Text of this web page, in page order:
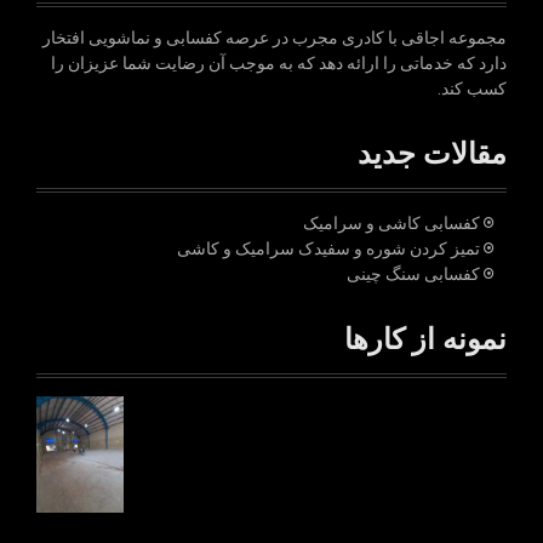
مجموعه اجاقی با کادری مجرب در عرصه کفسابی و نماشویی افتخار
دارد که خدماتی را ارائه دهد که به موجب آن رضایت شما عزیزان را
کسب کند.
مقالات جدید
کفسابی کاشی و سرامیک
تمیز کردن شوره و سفیدک سرامیک و کاشی
کفسابی سنگ چینی
نمونه از کارها